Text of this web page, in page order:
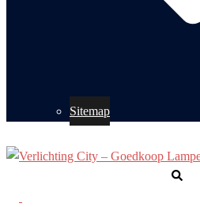
Sitemap